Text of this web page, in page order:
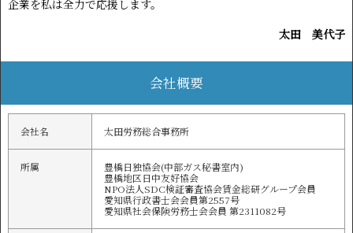
企業を私は全力で応援します。
太田 美代子
会社概要
会社名 太田労務総合事務所
所属
豊橋日独協会(中部ガス秘書室内)
豊橋地区日中友好協会
NPO法人SDC検証審査協会賃金総研グループ会員
愛知県行政書士会会員第2557号
愛知県社会保険労務士会会員 第2311082号